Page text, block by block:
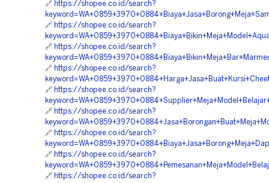
🔗 https://shopee.co.id/search?
🔗 https://shopee.co.id/search?
🔗 https://shopee.co.id/search?
🔗 https://shopee.co.id/search?
🔗 https://shopee.co.id/search?
🔗 https://shopee.co.id/search?
🔗 https://shopee.co.id/search?
🔗 https://shopee.co.id/search?
🔗 https://shopee.co.id/search?